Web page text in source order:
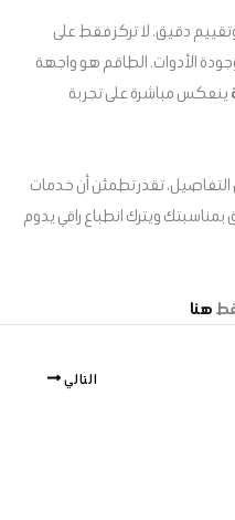
دقيق. لا تركز فقط على
وجودة الأدوات. الطاقم هو واجهة
ينعكس مباشرة على تجربة
التفاصيل، تقدر تطمئن أن خدمات
ويترك انطباع راقي يدوم
هنا
التالي